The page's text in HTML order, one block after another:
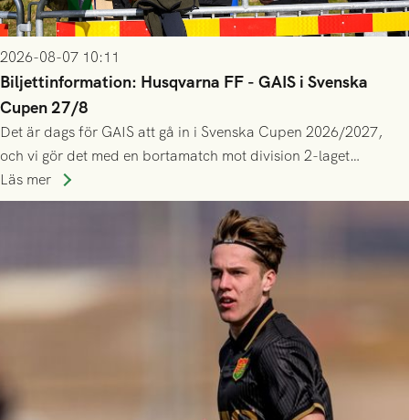
2026-08-07 10:11
Biljettinformation: Husqvarna FF - GAIS i Svenska
Cupen 27/8
Det är dags för GAIS att gå in i Svenska Cupen 2026/2027,
och vi gör det med en bortamatch mot division 2-laget
Husqvarna FF. Häng med och stötta grönsvart på plats!
Läs mer